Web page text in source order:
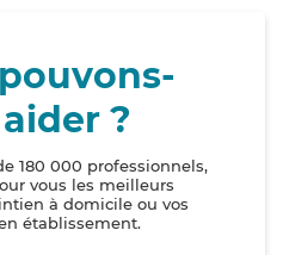
?
180 000 professionnels,
vous les meilleurs
à domicile ou vos
établissement.